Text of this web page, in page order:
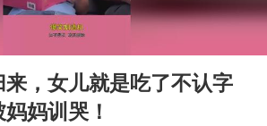
全民健身事业高质量发展
几元成本的AI广告导致千万市值蒸发
老挝国会主席赛宋蓬逝世
，女儿就是吃了不认字
妈训哭！